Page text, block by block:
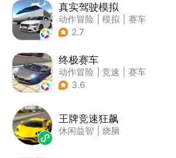
真实驾驶模拟
动作冒险 模拟
赛车
| 漂移
2.7
终极赛车
动作冒险 竞速
赛车
3.6
王牌竞速狂飙
休闲益智 烧脑